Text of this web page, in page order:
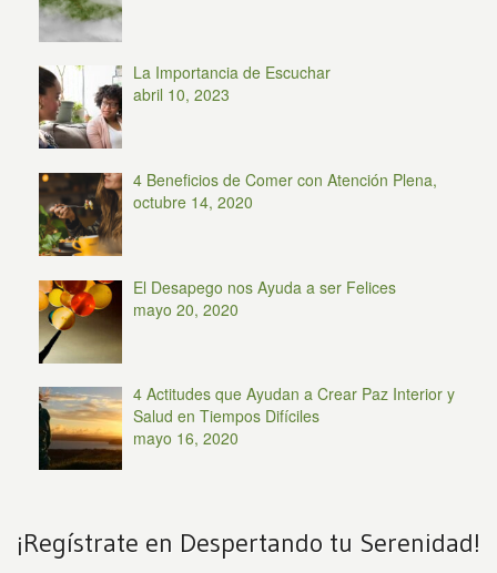
La Importancia de Escuchar
abril 10, 2023
4 Beneficios de Comer con Atención Plena,
octubre 14, 2020
El Desapego nos Ayuda a ser Felices
mayo 20, 2020
4 Actitudes que Ayudan a Crear Paz Interior y
Salud en Tiempos Difíciles
mayo 16, 2020
¡Regístrate en Despertando tu Serenidad!